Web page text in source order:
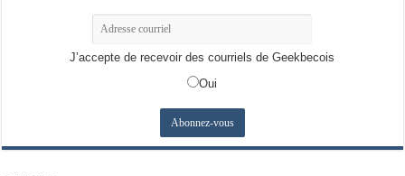
J’accepte de recevoir des courriels de Geekbecois
Oui